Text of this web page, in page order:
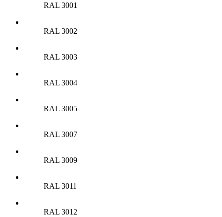
RAL 3001
RAL 3002
RAL 3003
RAL 3004
RAL 3005
RAL 3007
RAL 3009
RAL 3011
RAL 3012